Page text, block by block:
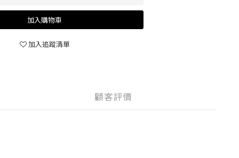
加入購物車
加入追蹤清單
顧客評價